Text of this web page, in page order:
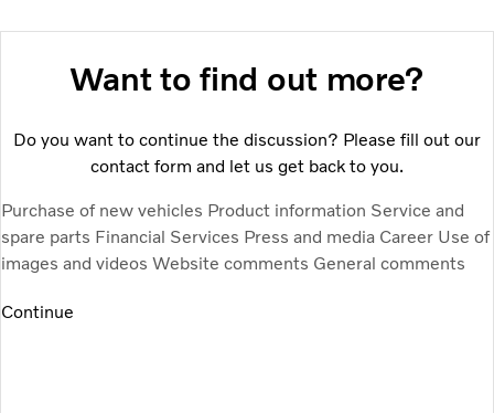
Want to find out more?
Do you want to continue the discussion? Please fill out our
contact form and let us get back to you.
Purchase of new vehicles Product information Service and
spare parts Financial Services Press and media Career Use of
images and videos Website comments General comments
Continue